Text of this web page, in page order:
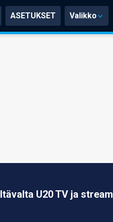
ASETUKSET Valikko
Itävalta U20 TV ja stream